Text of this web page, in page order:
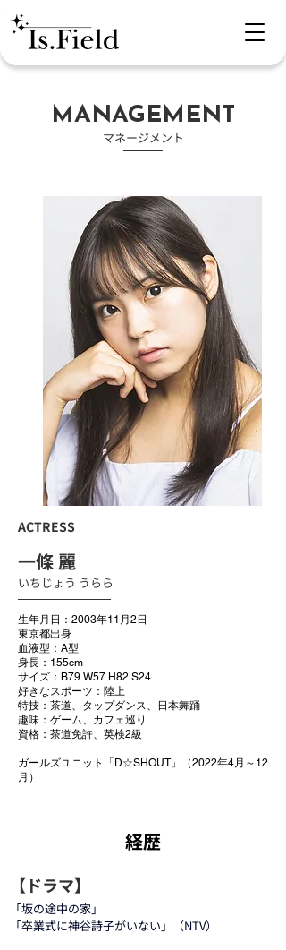
​MANAGEMENT
​マネージメント
ACTRESS
一條 麗
いちじょう うらら
生年月日：2003年11月2日
東京都出身
血液型：A型
身長：155cm
サイズ：B79 W57 H82 S24
好きなスポーツ：陸上
特技：茶道、タップダンス、日本舞踊
趣味：ゲーム、カフェ巡り
資格：茶道免許、英検2級
ガールズユニット「D☆SHOUT」（2022年4月～12
月）
​経歴
【ドラマ】
「坂の途中の家」
「卒業式に神谷詩子がいない」（NTV）